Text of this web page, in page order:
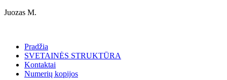
Juozas M.
Pradžia
SVETAINĖS STRUKTŪRA
Kontaktai
Numerių kopijos